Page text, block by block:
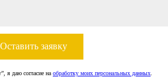
Оставить заявку
я даю согласие на обработку моих персональных данных